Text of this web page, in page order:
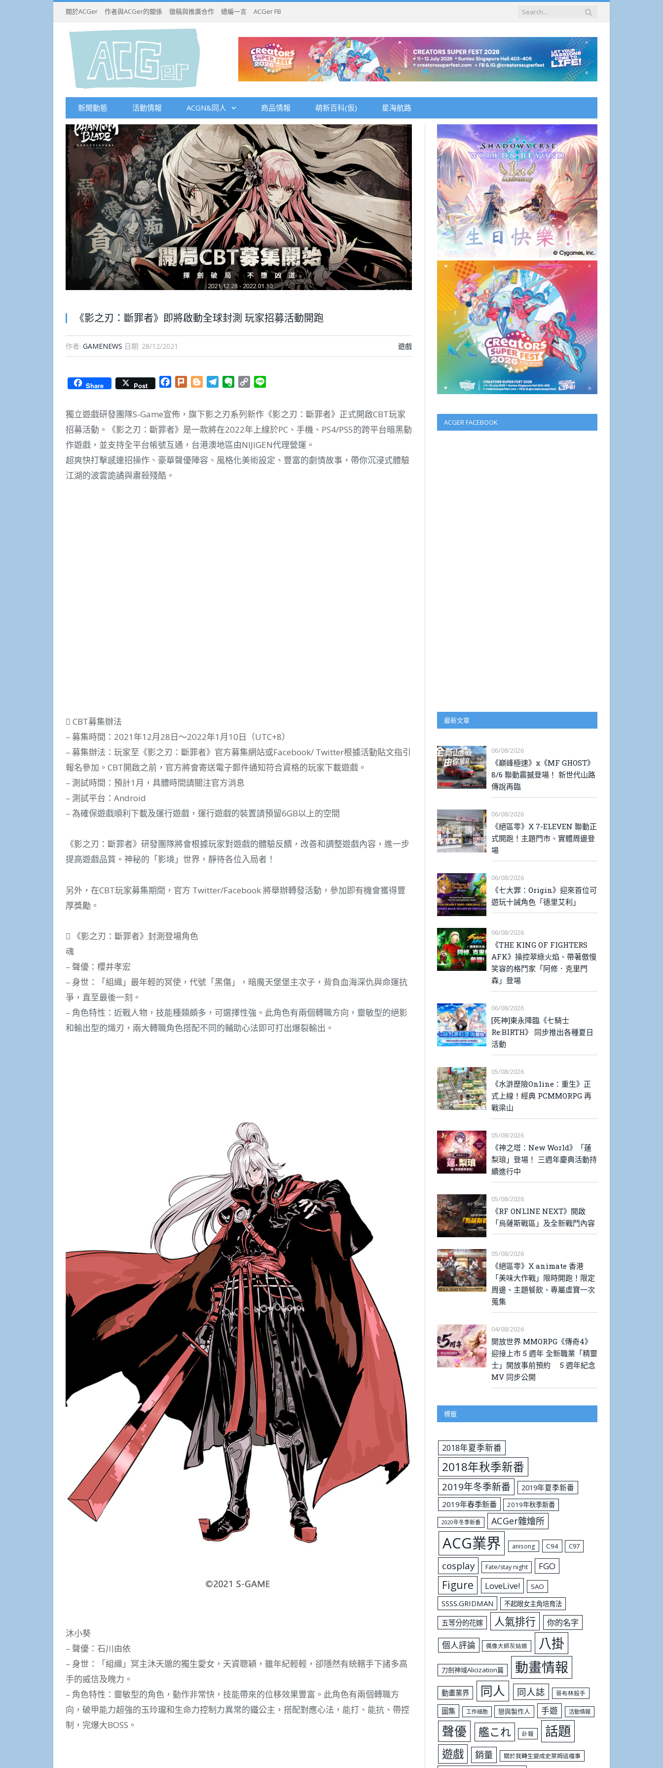
關於ACGer 作者與ACGer的關係 徵稿與推廣合作 總編一言 ACGer FB
新聞動態 活動情報 ACGN&同人 商品情報 萌新百科(仮) 星海航路
《影之刃：斷罪者》即將啟動全球封測 玩家招募活動開跑
作者: GAMENEWS 日期: 28/12/2021 遊戲
Share Post Facebook
Plurk BloggerTelegramEvernote
Copy
獨立遊戲研發團隊S-Game宣佈，旗下影之刃系列新作《影之刃：斷罪者》正式開啟CBT玩家
招募活動。《影之刃：斷罪者》是一款將在2022年上線於PC、手機、PS4/PS5的跨平台暗黑動
作遊戲，並支持全平台帳號互通，台港澳地區由NIJIGEN代理營運。
超爽快打擊感連招操作、豪華聲優陣容、風格化美術設定、豐富的劇情故事，帶你沉浸式體驗
江湖的波雲詭譎與肅殺殘酷。
 CBT募集辦法
– 募集時間：2021年12月28日～2022年1月10日（UTC+8）
– 募集辦法：玩家至《影之刃：斷罪者》官方募集網站或Facebook/ Twitter根據活動貼文指引
報名參加。CBT開啟之前，官方將會寄送電子郵件通知符合資格的玩家下載遊戲。
– 測試時間：預計1月，具體時間請關注官方消息
– 測試平台：Android
– 為確保遊戲順利下載及運行遊戲，運行遊戲的裝置請預留6GB以上的空間
《影之刃：斷罪者》研發團隊將會根據玩家對遊戲的體驗反饋，改善和調整遊戲內容，進一步
提高遊戲品質。神秘的「影境」世界，靜待各位入局者！
另外，在CBT玩家募集期間，官方 Twitter/Facebook 將舉辦轉發活動，參加即有機會獲得豐
厚獎勵。
 《影之刃：斷罪者》封測登場角色
魂
– 聲優：櫻井孝宏
– 身世：「組織」最年輕的冥使，代號「黑傷」，暗魔天堡堡主次子，背負血海深仇與命運抗
爭，直至最後一刻。
– 角色特性：近戰人物，技能種類頗多，可選擇性強。此角色有兩個轉職方向，靈敏型的絕影
和輸出型的熾刃，兩大轉職角色搭配不同的輔助心法即可打出爆裂輸出。
沐小葵
– 聲優：石川由依
– 身世：「組織」冥主沐天邈的獨生愛女，天資聰穎，雖年紀輕輕，卻隱然有統轄手下諸多高
手的威信及魄力。
– 角色特性：靈敏型的角色，動作非常快，技能帶來的位移效果豐富。此角色有兩個轉職方
向，破甲能力超強的玉玲瓏和生命力控制力異常的鐵公主，搭配對應心法，能打、能抗、帶控
制，完爆大BOSS。
ACGER FACEBOOK
最新文章
06/08/2026
《巔峰極速》x《MF GHOST》
8/6 聯動震撼登場！ 新世代山路
傳說再臨
06/08/2026
《絕區零》X 7-ELEVEN 聯動正
式開跑！主題門市、實體周邊登
場
06/08/2026
《七大罪：Origin》迎來首位可
遊玩十誡角色「德里艾利」
06/08/2026
《THE KING OF FIGHTERS
AFK》操控翠綠火焰、帶著傲慢
笑容的格鬥家「阿修．克里門
森」登場
06/08/2026
[死神]東永降臨《七騎士
Re:BIRTH》 同步推出各種夏日
活動
05/08/2026
《水滸歷險Online：重生》正
式上線！經典 PCMMORPG 再
戰梁山
05/08/2026
《神之塔：New World》「蓮
梨琅」登場！ 三週年慶典活動持
續進行中
05/08/2026
《RF ONLINE NEXT》開啟
「烏薩斯戰區」及全新戰鬥內容
05/08/2026
《絕區零》X animate 香港
「美味大作戰」限時開跑！限定
周邊、主題餐飲、專屬虛寶一次
蒐集
04/08/2026
開放世界 MMORPG《傳奇4》
迎接上市 5 週年 全新職業「精靈
士」開放事前預約 5 週年紀念
MV 同步公開
標籤
2018年夏季新番
2018年秋季新番
2019年冬季新番
2019年夏季新番
2019年春季新番
2019年秋季新番
2020年冬季新番 ACGer雜燴所
ACG業界 anisong C94 C97
cosplay Fate/stay night FGO
Figure LoveLive! SAO
SSSS.GRIDMAN 不起眼女主角培育法
五等分的花嫁 人氣排行 你的名字
個人評論 偶像大師灰姑娘 八掛
刀劍神域Alicization篇 動畫情報
動畫業界 同人 同人誌 哥布林殺手
圖集 工作細胞 戀與製作人 手遊 活動情報
聲優 艦これ 訃報 話題
遊戲 銷量 關於我轉生變成史萊姆這檔事